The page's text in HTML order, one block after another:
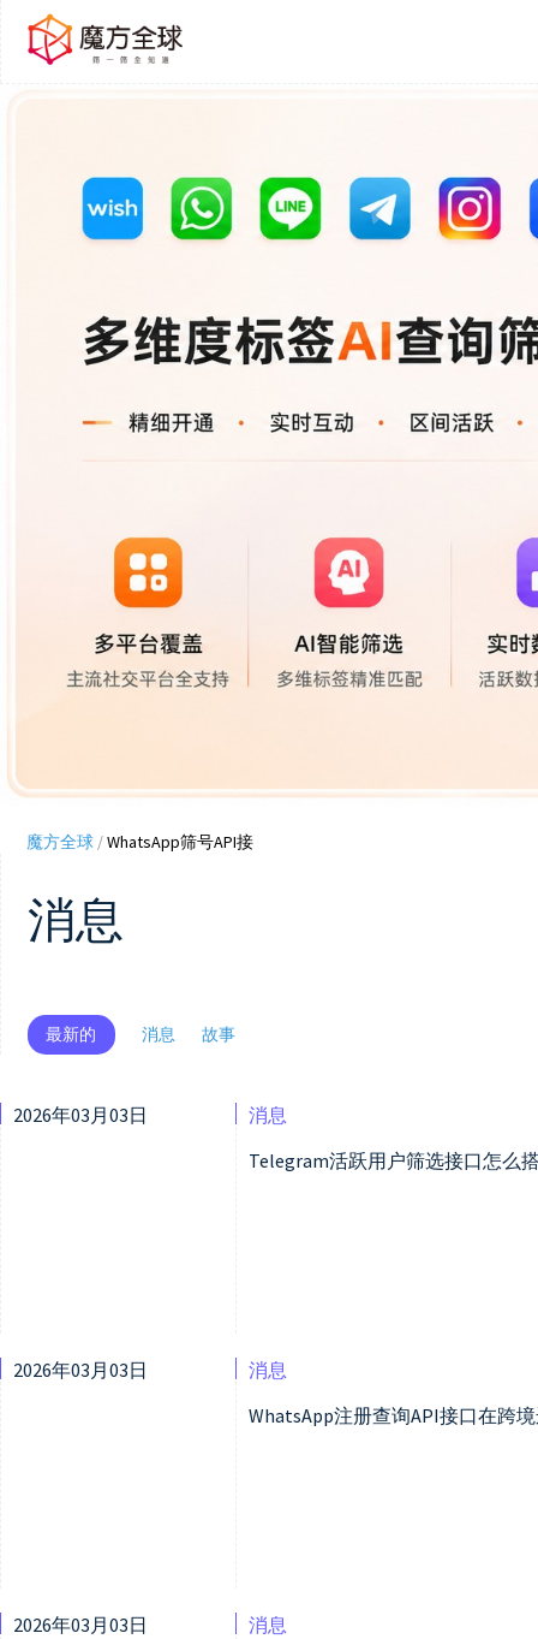
魔方全球/WhatsApp筛号API接
消息
最新的 消息 故事
2026年03月03日
消息
Telegram活跃用户筛选接口怎么
2026年03月03日
消息
WhatsApp注册查询API接口在跨
2026年03月03日
消息